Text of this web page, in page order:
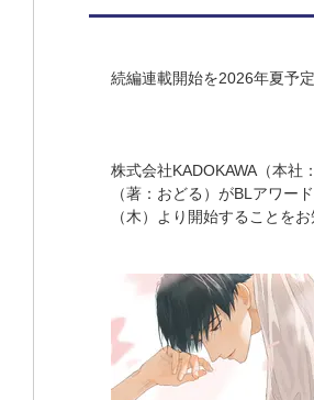
続編連載開始を2026年夏予
株式会社KADOKAWA（本社
（著：おどる）がBLアワー
（木）より開始することを